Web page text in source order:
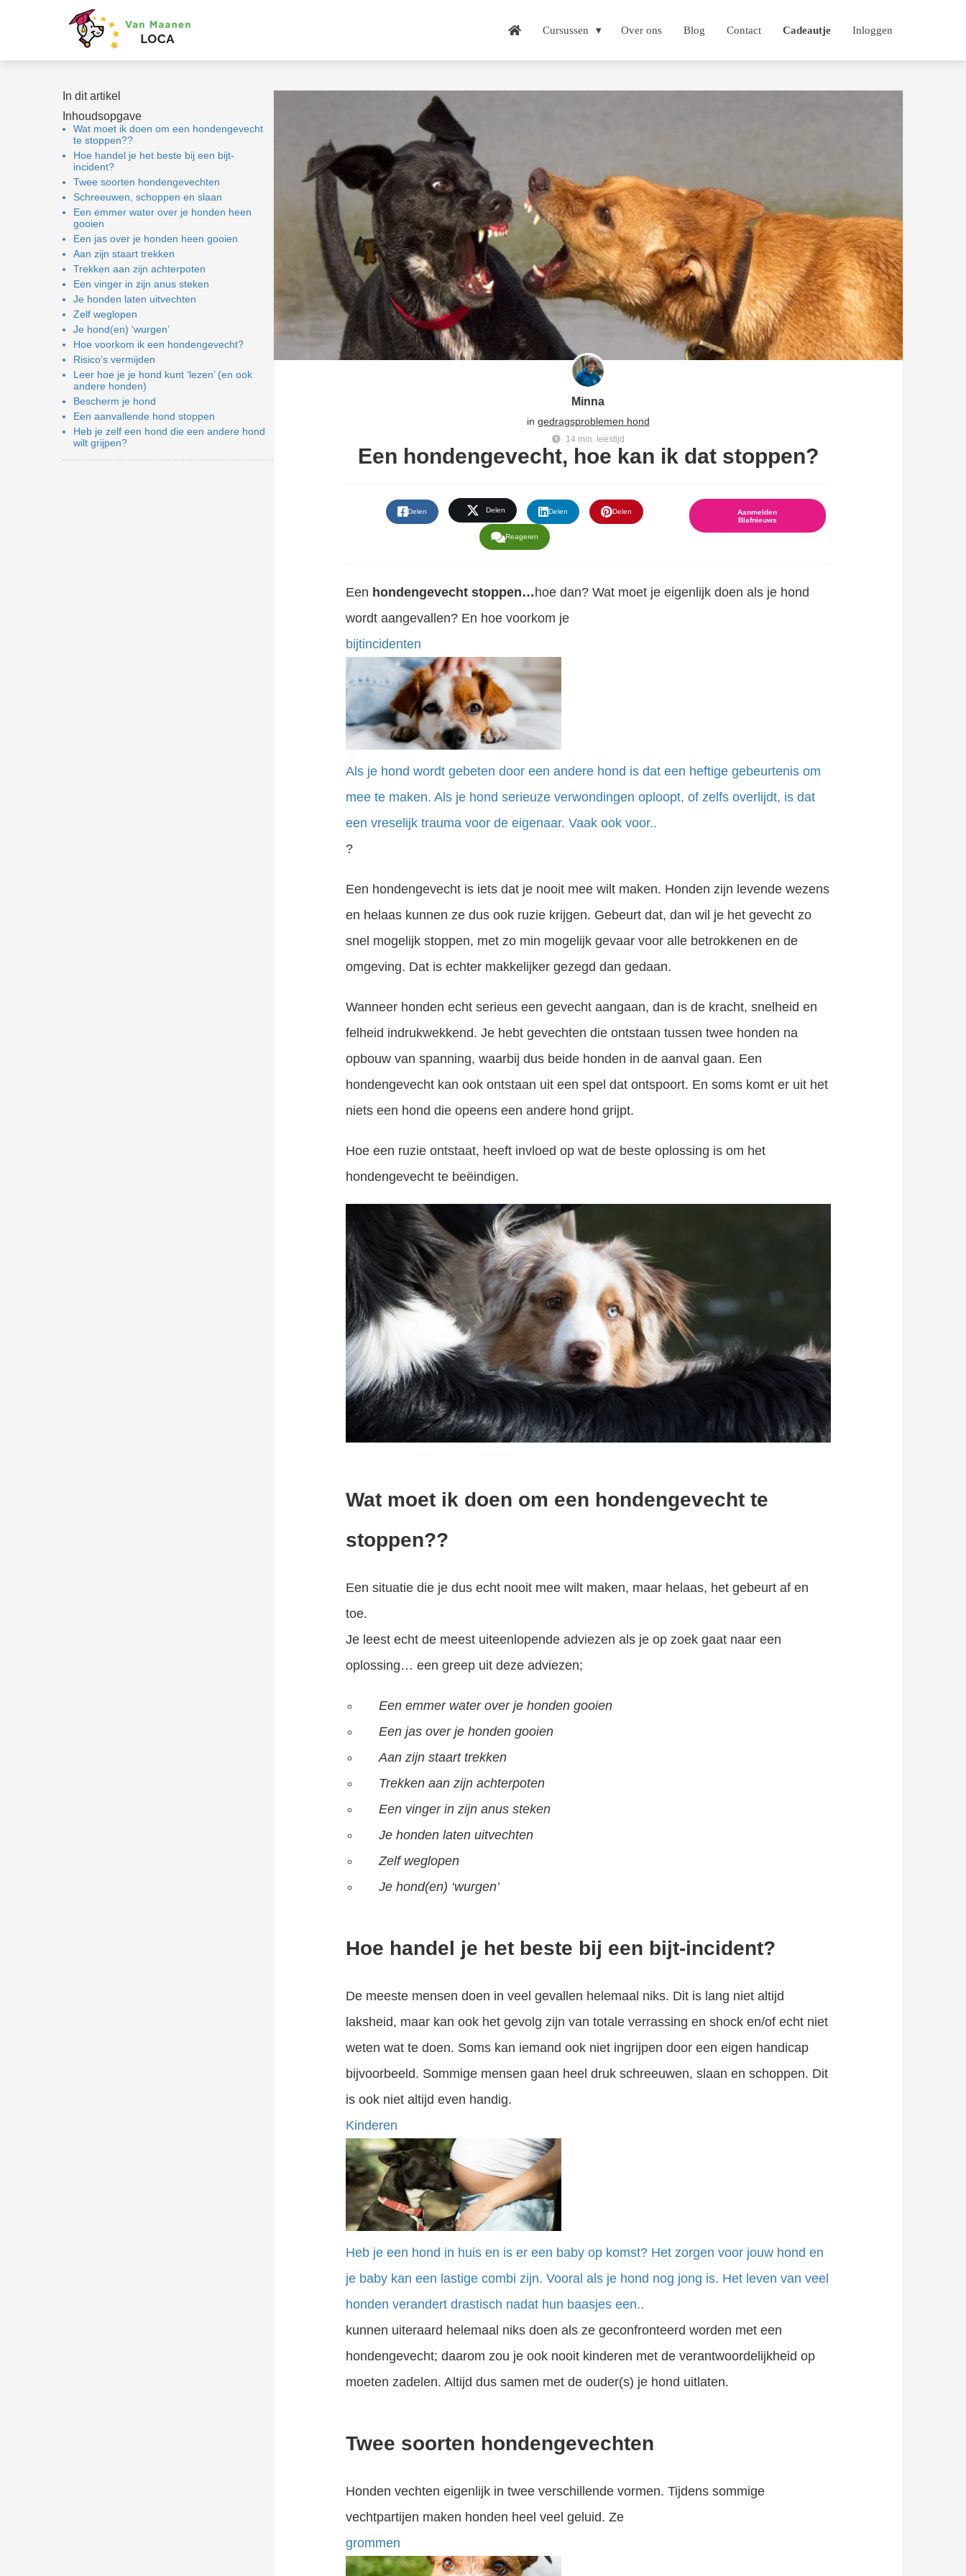
Cursussen Over ons Blog Contact Cadeautje Inloggen
In dit artikel
Inhoudsopgave
Wat moet ik doen om een hondengevecht
te stoppen??
Hoe handel je het beste bij een bijt-
incident?
Twee soorten hondengevechten
Schreeuwen, schoppen en slaan
Een emmer water over je honden heen
gooien
Een jas over je honden heen gooien
Aan zijn staart trekken
Trekken aan zijn achterpoten
Een vinger in zijn anus steken
Je honden laten uitvechten
Zelf weglopen
Je hond(en) ‘wurgen’
Hoe voorkom ik een hondengevecht?
Risico’s vermijden
Leer hoe je je hond kunt ‘lezen’ (en ook
andere honden)
Bescherm je hond
Een aanvallende hond stoppen
Heb je zelf een hond die een andere hond
wilt grijpen?
Minna
in gedragsproblemen hond
14 min. leestijd
Een hondengevecht, hoe kan ik dat stoppen?
Delen Delen Delen Delen
Reageren
Aanmelden
Blafnieuws
Een hondengevecht stoppen…hoe dan? Wat moet je eigenlijk doen als je hond
wordt aangevallen? En hoe voorkom je
bijtincidenten
Als je hond wordt gebeten door een andere hond is dat een heftige gebeurtenis om
mee te maken. Als je hond serieuze verwondingen oploopt, of zelfs overlijdt, is dat
een vreselijk trauma voor de eigenaar. Vaak ook voor..
?
Een hondengevecht is iets dat je nooit mee wilt maken. Honden zijn levende wezens
en helaas kunnen ze dus ook ruzie krijgen. Gebeurt dat, dan wil je het gevecht zo
snel mogelijk stoppen, met zo min mogelijk gevaar voor alle betrokkenen en de
omgeving. Dat is echter makkelijker gezegd dan gedaan.
Wanneer honden echt serieus een gevecht aangaan, dan is de kracht, snelheid en
felheid indrukwekkend. Je hebt gevechten die ontstaan tussen twee honden na
opbouw van spanning, waarbij dus beide honden in de aanval gaan. Een
hondengevecht kan ook ontstaan uit een spel dat ontspoort. En soms komt er uit het
niets een hond die opeens een andere hond grijpt.
Hoe een ruzie ontstaat, heeft invloed op wat de beste oplossing is om het
hondengevecht te beëindigen.
Wat moet ik doen om een hondengevecht te
stoppen??
Een situatie die je dus echt nooit mee wilt maken, maar helaas, het gebeurt af en
toe.
Je leest echt de meest uiteenlopende adviezen als je op zoek gaat naar een
oplossing… een greep uit deze adviezen;
Een emmer water over je honden gooien
Een jas over je honden gooien
Aan zijn staart trekken
Trekken aan zijn achterpoten
Een vinger in zijn anus steken
Je honden laten uitvechten
Zelf weglopen
Je hond(en) ‘wurgen’
Hoe handel je het beste bij een bijt-incident?
De meeste mensen doen in veel gevallen helemaal niks. Dit is lang niet altijd
laksheid, maar kan ook het gevolg zijn van totale verrassing en shock en/of echt niet
weten wat te doen. Soms kan iemand ook niet ingrijpen door een eigen handicap
bijvoorbeeld. Sommige mensen gaan heel druk schreeuwen, slaan en schoppen. Dit
is ook niet altijd even handig.
Kinderen
Heb je een hond in huis en is er een baby op komst? Het zorgen voor jouw hond en
je baby kan een lastige combi zijn. Vooral als je hond nog jong is. Het leven van veel
honden verandert drastisch nadat hun baasjes een..
kunnen uiteraard helemaal niks doen als ze geconfronteerd worden met een
hondengevecht; daarom zou je ook nooit kinderen met de verantwoordelijkheid op
moeten zadelen. Altijd dus samen met de ouder(s) je hond uitlaten.
Twee soorten hondengevechten
Honden vechten eigenlijk in twee verschillende vormen. Tijdens sommige
vechtpartijen maken honden heel veel geluid. Ze
grommen
informatie te
over het
op de
te volgen op
Hierdoor
tonen